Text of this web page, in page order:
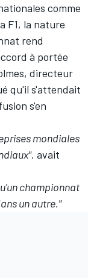
comme
F1, la nature
rend
à portée
directeur
qu'il s'attendait
s'en
mondiales
, avait
championnat
un autre."